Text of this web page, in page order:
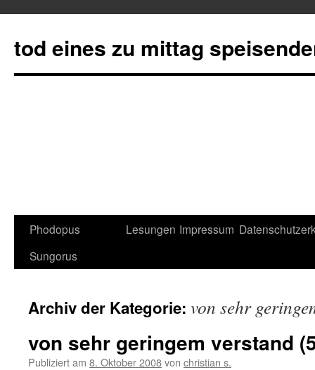
tod eines zu mittag
Springe
zum
Phodopus
Sungorus
Lesungen Impressum
Archiv der Kategorie: von sehr
von sehr geringem verstand
Publiziert am 8. Oktober 2008von christian s.